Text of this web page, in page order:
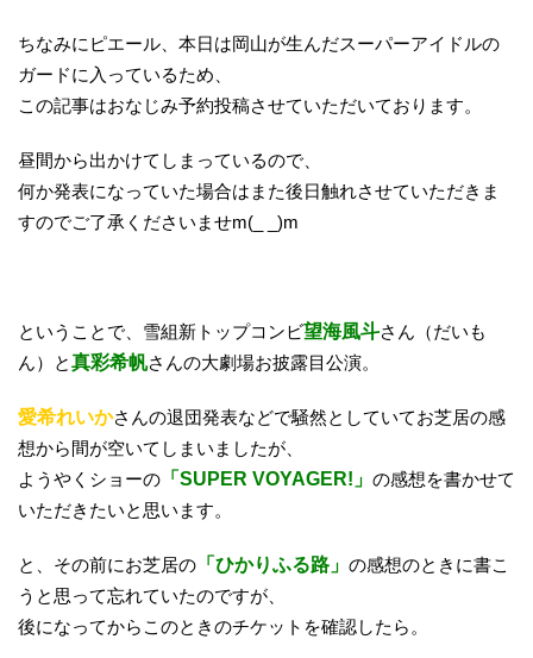
ちなみにピエール、本日は岡山が生んだスーパーアイドルの
ガードに入っているため、
この記事はおなじみ予約投稿させていただいております。
昼間から出かけてしまっているので、
何か発表になっていた場合はまた後日触れさせていただきま
すのでご了承くださいませm(_ _)m
ということで、雪組新トップコンビ望海風斗さん（だいも
ん）と真彩希帆さんの大劇場お披露目公演。
愛希れいかさんの退団発表などで騒然としていてお芝居の感
想から間が空いてしまいましたが、
ようやくショーの 「SUPER VOYAGER!」 の感想を書かせて
いただきたいと思います。
と、その前にお芝居の 「ひかりふる路」 の感想のときに書こ
うと思って忘れていたのですが、
後になってからこのときのチケットを確認したら。